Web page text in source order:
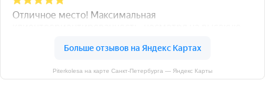
Piterkolesa на карте Санкт‑Петербурга — Яндекс Карты